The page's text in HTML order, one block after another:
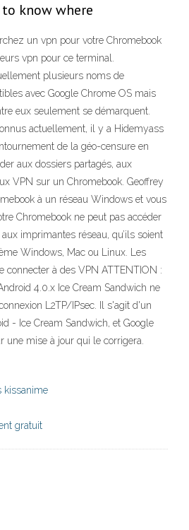
know where
un vpn pour votre Chromebook
vpn pour ce terminal.
plusieurs noms de
avec Google Chrome OS mais
eux seulement se démarquent.
actuellement, il y a Hidemyass
de la géo-censure en
aux dossiers partagés, aux
VPN sur un Chromebook. Geoffrey
à un réseau Windows et vous
Chromebook ne peut pas accéder
imprimantes réseau, qu’ils soient
Windows, Mac ou Linux. Les
connecter à des VPN ATTENTION :
4.0.x Ice Cream Sandwich ne
L2TP/IPsec. Il s'agit d'un
- Ice Cream Sandwich, et Google
une mise à jour qui le corrigera.
kissanime
gratuit